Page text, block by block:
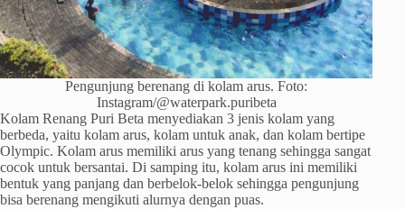
Pengunjung berenang di kolam arus. Foto:
Instagram/@waterpark.puribeta
Kolam Renang Puri Beta menyediakan 3 jenis kolam yang
berbeda, yaitu kolam arus, kolam untuk anak, dan kolam bertipe
Olympic. Kolam arus memiliki arus yang tenang sehingga sangat
cocok untuk bersantai. Di samping itu, kolam arus ini memiliki
bentuk yang panjang dan berbelok-belok sehingga pengunjung
bisa berenang mengikuti alurnya dengan puas.